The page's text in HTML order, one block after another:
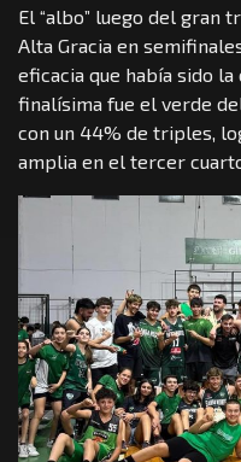
El “albo” luego del gran
Alta Gracia en
eficacia que había sido la
finalísima fue el verde
con un 44% de triples,
amplia en el tercer